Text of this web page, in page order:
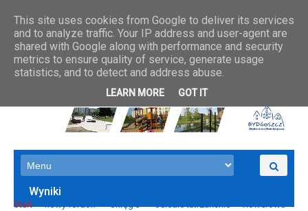
Wyniki
Start nowy fordon okręg 3 osiedle tatrzańskie
Rowerowa
This site uses cookies from Google to deliver its services
and to analyze traffic. Your IP address and user-agent are
shared with Google along with performance and security
metrics to ensure quality of service, generate usage
statistics, and to detect and address abuse.
LEARN MORE GOT IT